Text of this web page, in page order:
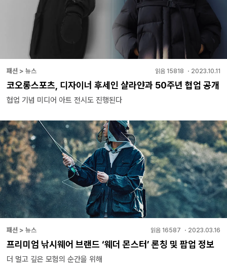
패션 > 뉴스 읽음 15818 ・ 2023.10.11
코오롱스포츠, 디자이너 후세인 샬라얀과 50주년 협업 공개
협업 기념 미디어 아트 전시도 진행된다
패션 > 뉴스 읽음 16587 ・ 2023.03.16
프리미엄 낚시웨어 브랜드 ‘웨더 몬스터’ 론칭 및 팝업 정보
더 멀고 깊은 모험의 순간을 위해